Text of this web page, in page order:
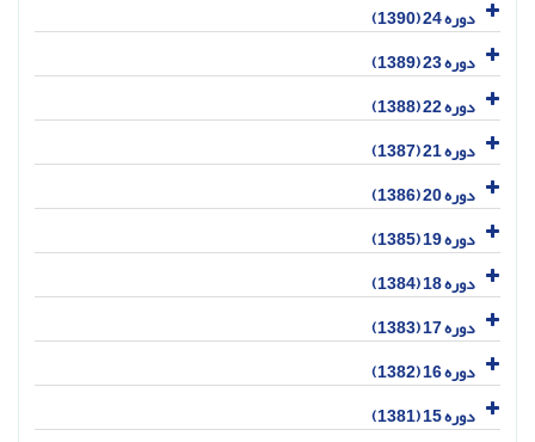
دوره 24 (1390)
دوره 23 (1389)
دوره 22 (1388)
دوره 21 (1387)
دوره 20 (1386)
دوره 19 (1385)
دوره 18 (1384)
دوره 17 (1383)
دوره 16 (1382)
دوره 15 (1381)